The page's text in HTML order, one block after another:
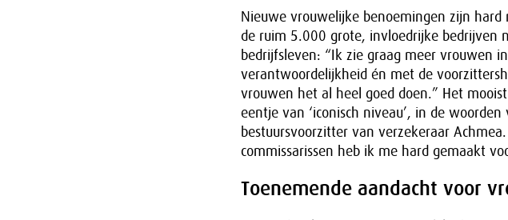
Nieuwe vrouwelijke benoemingen zijn
de ruim 5.000 grote, invloedrijke bedrijven
bedrijfsleven: “Ik zie graag meer vrouwen
verantwoordelijkheid én met de
vrouwen het al heel goed doen.” Het
eentje van ‘iconisch niveau’, in de
bestuursvoorzitter van verzekeraar
commissarissen heb ik me hard gemaakt
Toenemende aandacht voor